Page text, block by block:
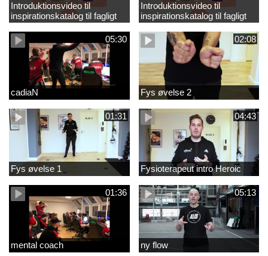
Introduktionsvideo til
inspirationskatalog til fagligt
løft_tilrettet
Introduktionsvideo til
inspirationskatalog til fagligt
løft
05:30
cadiaN
02:08
Fys øvelse 2
01:31
Fys øvelse 1
04:43
Fysioterapeut intro Heroic
01:36
mental coach
05:13
ny flow